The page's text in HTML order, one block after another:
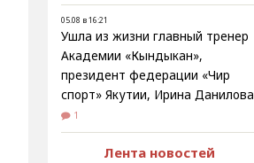
05.08 в 16:21
Ушла из жизни главный тренер
Академии «Кындыкан»,
президент федерации «Чир
спорт» Якутии, Ирина Данилова
1
Лента новостей